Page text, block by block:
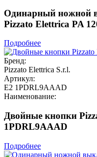
Одинарный ножной
Pizzato Elettrica PA
Подробнее
Бренд:
Pizzato Elettrica S.r.l.
Артикул:
E2 1PDRL9AAAD
Наименование:
Двойные кнопки
1PDRL9AAAD
Подробнее